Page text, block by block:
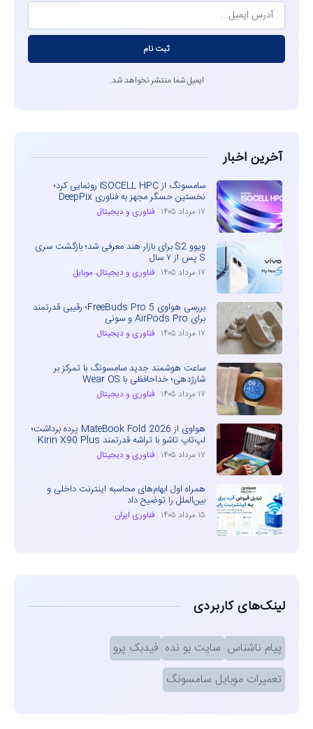
ثبت نام
ایمیل شما منتشر نخواهد شد.
آخرین اخبار
سامسونگ از ISOCELL HPC رونمایی کرد؛
نخستین حسگر مجهز به فناوری DeepPix
۱۷ مرداد ۱۴۰۵ فناوری و دیجیتال
ویوو S2 برای بازار هند معرفی شد؛ بازگشت سری
S پس از ۷ سال
۱۷ مرداد ۱۴۰۵ فناوری و دیجیتال، موبایل
بررسی هواوی FreeBuds Pro 5؛ رقیبی قدرتمند
برای AirPods Pro و سونی
۱۷ مرداد ۱۴۰۵ فناوری و دیجیتال
ساعت هوشمند جدید سامسونگ با تمرکز بر
شارژدهی؛ خداحافظی با Wear OS
۱۷ مرداد ۱۴۰۵ فناوری و دیجیتال
هواوی از MateBook Fold 2026 پرده برداشت؛
لپ‌تاپ تاشو با تراشه قدرتمند Kirin X90 Plus
۱۷ مرداد ۱۴۰۵ فناوری و دیجیتال
همراه اول ابهام‌های محاسبه اینترنت داخلی و
بین‌الملل را توضیح داد
۱۵ مرداد ۱۴۰۵ فناوری ایران
لینک‌های کاربردی
پیام ناشناس سایت بو نده فیدبک پرو
تعمیرات موبایل سامسونگ